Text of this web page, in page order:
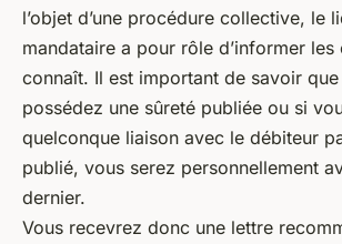
l’objet d’une procédure collective, le
mandataire a pour rôle d’informer les
connaît. Il est important de savoir
possédez une sûreté publiée ou si
quelconque liaison avec le débiteur
publié, vous serez personnellement
dernier.
Vous recevrez donc une lettre